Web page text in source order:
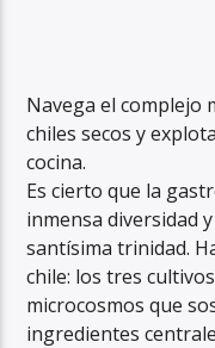
Navega el complejo
chiles secos y
cocina.
Es cierto que la
inmensa diversidad
santísima trinidad.
chile: los tres
microcosmos que
ingredientes